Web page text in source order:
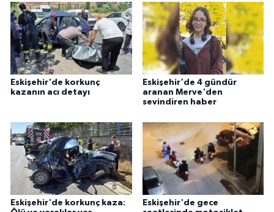
Eskişehir'de korkunç
kazanın acı detayı
Eskişehir'de 4 gündür
aranan Merve'den
sevindiren haber
Eskişehir'de korkunç kaza:
Eskişehir'de gece